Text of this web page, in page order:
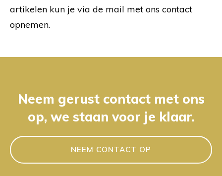
artikelen kun je via de mail met ons contact
opnemen.
Neem gerust contact met ons
op, we staan voor je klaar.
NEEM CONTACT OP